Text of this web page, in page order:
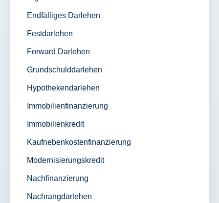
Endfälliges Darlehen
Festdarlehen
Forward Darlehen
Grundschulddarlehen
Hypothekendarlehen
Immobilienfinanzierung
Immobilienkredit
Kaufnebenkostenfinanzierung
Modernisierungskredit
Nachfinanzierung
Nachrangdarlehen